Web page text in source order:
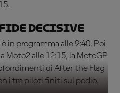
decisive
in programma alle 9:40. Poi
Moto2 alle 12:15, la MotoGP
di After the Flag
i tre piloti finiti sul podio.